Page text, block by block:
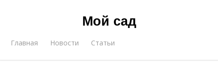
Мой сад
Главная Новости Статьи